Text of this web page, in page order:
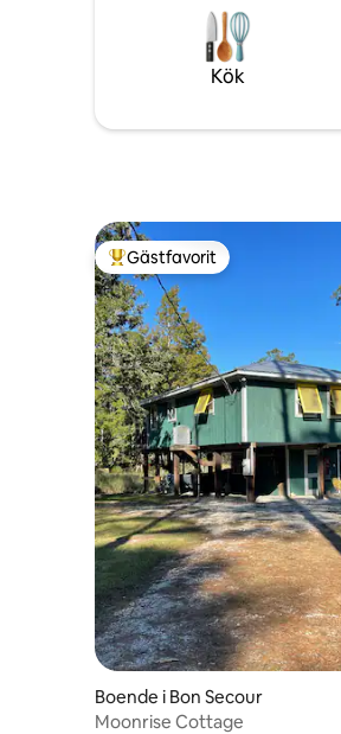
Kök
Populär gästfavorit
Gästfavorit
Boende i Bon Secour
Moonrise Cottage